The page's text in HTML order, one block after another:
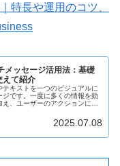
特長や運用のコツ、
メッセージ活用法：基礎
えて紹介
テキストを一つのビジュアルに
ジです。一度に多くの情報を効
、ユーザーのアクションに繋
イント、画像作成方法について
2025.07.08